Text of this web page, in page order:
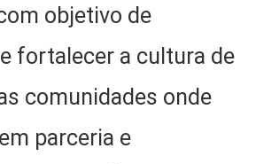
objetivo de
fortalecer a cultura de
comunidades onde
parceria e